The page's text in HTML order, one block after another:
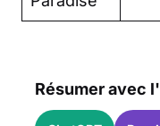
Résumer avec